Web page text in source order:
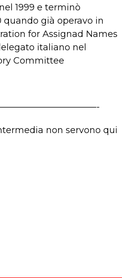
1999 e terminò
già operavo in
for Assignad Names
italiano nel
Committee
non servono qui